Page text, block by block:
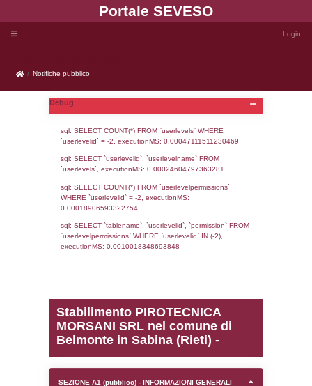
Portale
Notifiche pubblico
Notifiche pubblico
Debug
sql: SELECT COUNT(*) FROM `userlevels`
sql: SELECT `userlevelid`, `userlevelname`
0.00018906593322754
sql: SELECT `tablename`, `userlevelid`,
executionMS: 0.0010018348693848